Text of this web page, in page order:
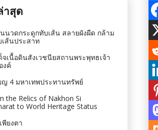
าสุด
นวดกระดูกทับเส้น สลายผังผืด กล้าม
ส้นประสาท
จเนื้อดินสังเวชนียสถานพระพุทธเจ้า
งค์
ญ 4 มหาเทพประทานทรัพย์
the Relics of Nakhon Si
to World Heritage Status
พียงตา